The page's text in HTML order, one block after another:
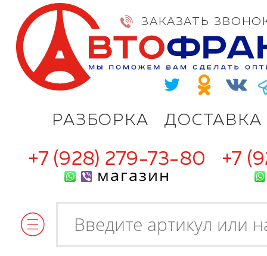
РАЗБОРКА ДОСТАВКА
ЗАКАЗАТЬ
+7 (928) 279-73-80
магазин
+7